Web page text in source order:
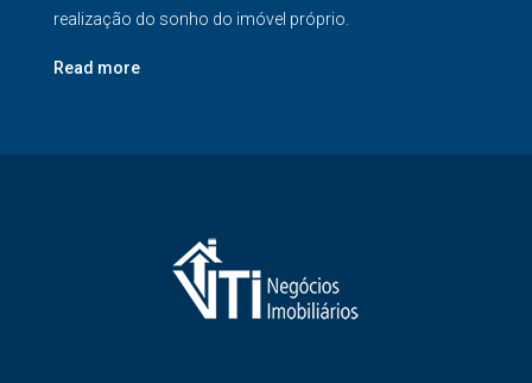
realização do sonho do imóvel próprio.
Read more